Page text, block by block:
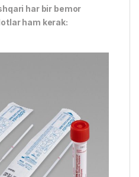
har bir bemor
ham kerak: